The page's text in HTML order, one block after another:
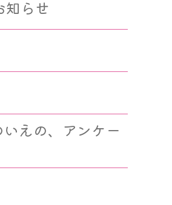
知らせ
えの、アンケー